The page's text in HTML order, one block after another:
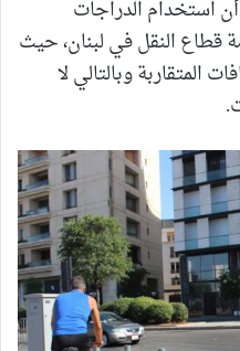
استخدام الدراجات
قطاع النقل في لبنان، حيث
المتقاربة وبالتالي لا